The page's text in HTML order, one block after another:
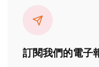
訂閱我們的電子